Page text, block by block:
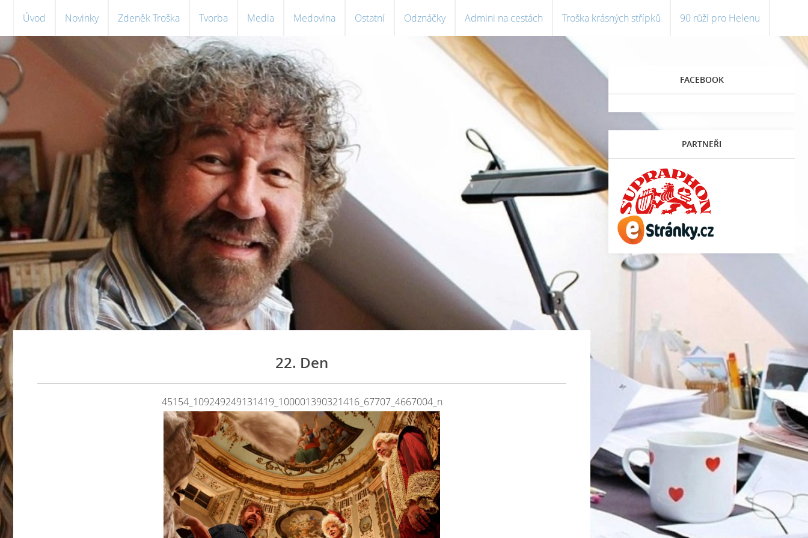
Úvod Novinky Zdeněk Troška Tvorba Media Medovina Ostatní Odznáčky Admini na cestách Troška krásných střípků 90 růží pro Helenu
22. Den
45154_109249249131419_100001390321416_67707_4667004_n
FACEBOOK
PARTNEŘI